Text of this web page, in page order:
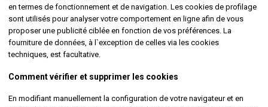
en termes de fonctionnement et de navigation. Les cookies de profilage
sont utilisés pour analyser votre comportement en ligne afin de vous
proposer une publicité ciblée en fonction de vos préférences. La
fourniture de données, à l`exception de celles via les cookies
techniques, est facultative.
Comment vérifier et supprimer les cookies
En modifiant manuellement la configuration de votre navigateur et en